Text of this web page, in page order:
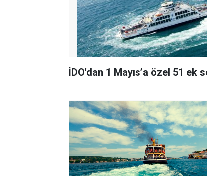
İDO'dan 1 Mayıs’a özel 51 ek